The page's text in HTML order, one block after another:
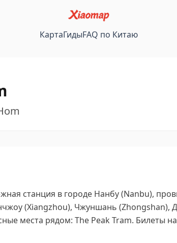
КартаГидыFAQ по Китаю
станция в городе Нанбу (Nanbu),
(Xiangzhou), Чжуншань (Zhongshan),
места рядом: The Peak Tram. Билеты